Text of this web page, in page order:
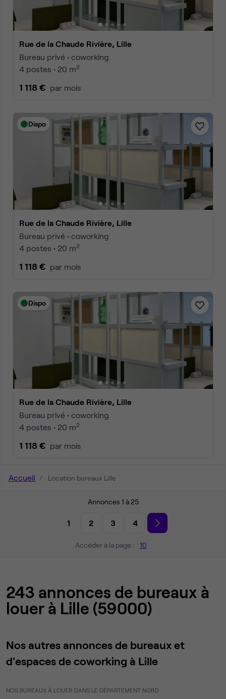
Rue de la Chaude Rivière, Lille
Bureau privé • coworking
4 postes • 20 m2
1 118 € par mois
Dispo
Rue de la Chaude Rivière, Lille
Bureau privé • coworking
4 postes • 20 m2
1 118 € par mois
Dispo
Rue de la Chaude Rivière, Lille
Bureau privé • coworking
4 postes • 20 m2
1 118 € par mois
Accueil Location bureaux Lille
Annonces 1 à 25
1 2 3 4
Accéder à la page : 10
243 annonces de bureaux à
louer à Lille (59000)
Nos autres annonces de bureaux et
d'espaces de coworking à Lille
NOS BUREAUX À LOUER DANS LE DÉPARTEMENT NORD